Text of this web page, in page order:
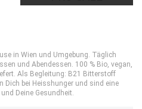
in Wien und Umgebung. Täglich
und Abendessen. 100 % Bio, vegan,
Als Begleitung: B21 Bitterstoff
Dich bei Heisshunger und sind eine
Deine Gesundheit.